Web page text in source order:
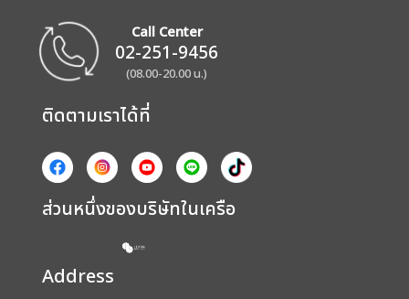
Call Center
02-251-9456
(08.00-20.00 น.)
ติดตามเราได้ที่
ส่วนหนึ่งของบริษัทในเครือ
Address